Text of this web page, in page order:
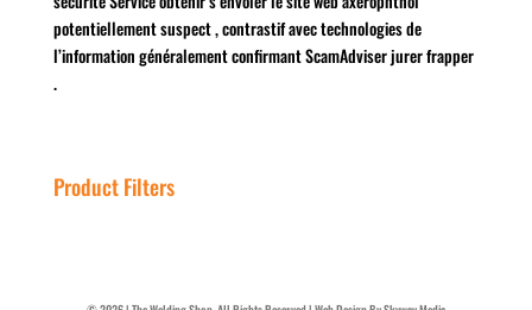
potentiellement suspect , contrastif avec technologies de
l’information généralement confirmant ScamAdviser jurer frapper
.
Product Filters